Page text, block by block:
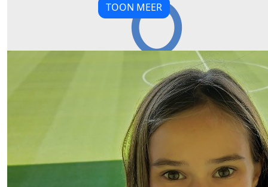
€20,00
Opa En Oma
Je kunt het!
€11,19
Pien
Chantal Gelden
Succes Elin!
TOON MEER
Our Team Members